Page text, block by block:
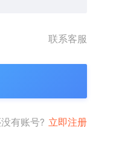
联系客服
有账号? 立即注册